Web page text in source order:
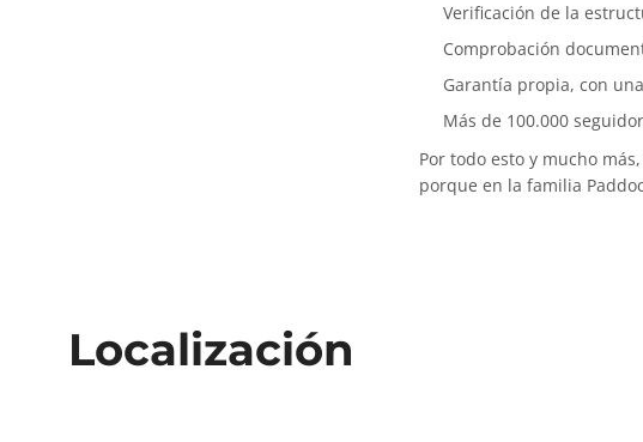
Verificación de la
Comprobación
Garantía propia, con
Más de 100.000
Por todo esto y mucho
porque en la familia
Localización